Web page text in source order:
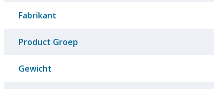
Fabrikant
Product Groep
Gewicht